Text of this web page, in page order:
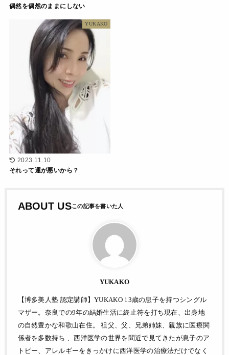
偶然を偶然のままにしない
YUKAKO
2023.11.10
それって運が悪いから？
ABOUT US
YUKAKO
【博多美人塾 認定講師】YUKAKO 13歳の息子を持つシングル
マザー。奈良での9年の結婚生活に終止符を打ち現在、出身地
の自然豊かな和歌山在住。 祖父、父、兄弟姉妹、親族に医療関
係者を多数持ち 、西洋医学の世界を間近で見てきたが息子のア
トピー、アレルギーをきっかけに西洋医学の治療法だけでなく